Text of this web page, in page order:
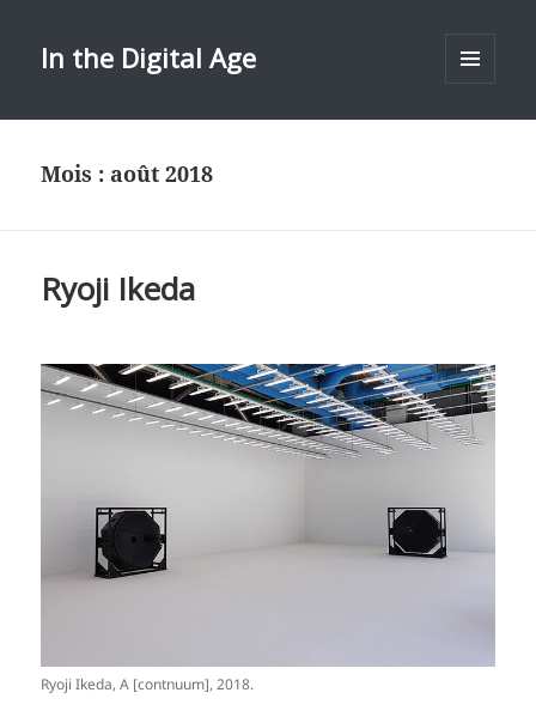
In the Digital Age
Mois : août 2018
Ryoji Ikeda
Ryoji Ikeda, A [contnuum], 2018.